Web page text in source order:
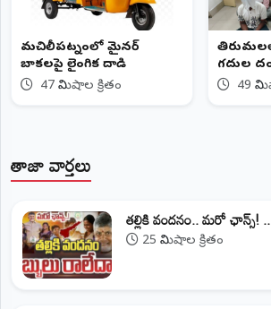
మచిలీపట్నంలో మైనర్
బాలికలపై లైంగిక దాడి
47 నిమిషాల క్రితం
గదుల
49
తాజా వార్తలు
తల్లికి వందనం.. మరో ఛాన్స్!
25 నిమిషాల క్రితం